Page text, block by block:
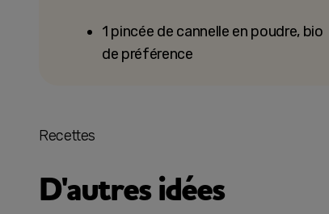
1 pincée de cannelle en poudre, bio
de préférence
Recettes
D'autres idées